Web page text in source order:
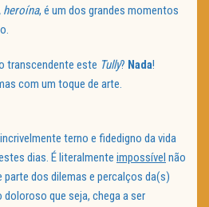
heroína, é um dos grandes momentos
transcendente este Tully? Nada!
com um toque de arte.
terno e fidedigno da vida
dias. É literalmente impossível não
dos dilemas e percalços da(s)
que seja, chega a ser